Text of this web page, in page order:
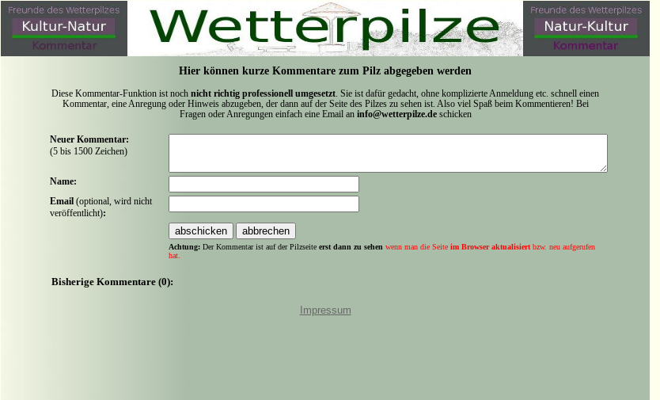
Hier können kurze Kommentare zum Pilz abgegeben werden
Diese Kommentar-Funktion ist noch nicht richtig professionell umgesetzt . Sie ist dafür gedacht, ohne komplizierte Anmeldung etc. schnell einen
Kommentar, eine Anregung oder Hinweis abzugeben, der dann auf der Seite des Pilzes zu sehen ist. Also viel Spaß beim Kommentieren! Bei
Fragen oder Anregungen einfach eine Email an info@wetterpilze.deschicken
Neuer Kommentar:
(5 bis 1500 Zeichen)
Name:
Email (optional, wird nicht
veröffentlicht):
Achtung: Der Kommentar ist auf der Pilzseite erst dann zu sehen wenn man die Seite im Browser aktualisiert bzw. neu aufgerufen
hat.
Bisherige Kommentare (0):
Impressum